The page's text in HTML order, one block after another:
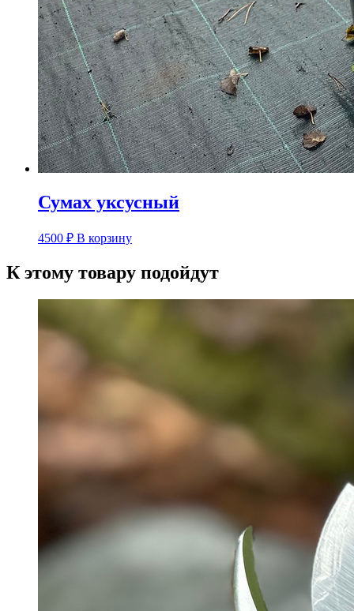
Сумах уксусный
4500 ₽ В корзину
К этому товару подойдут